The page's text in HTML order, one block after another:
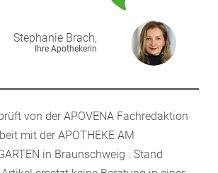
Stephanie Brach,
Ihre Apothekerin
von der APOVENA Fachredaktion
mit der APOTHEKE AM
in Braunschweig . Stand